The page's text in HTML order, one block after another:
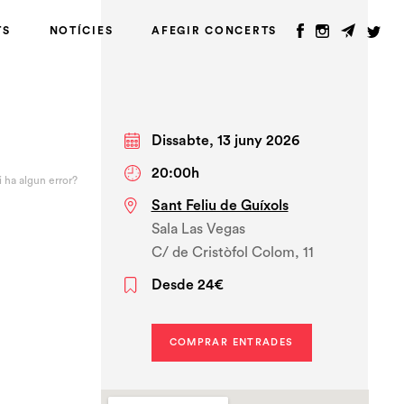
NOTÍCIES AFEGIR CONCERTS
ha algun error?
Dissabte, 13 juny 2026
20:00h
Sant Feliu de Guíxols
Sala Las Vegas
C/ de Cristòfol Colom, 11
Desde 24€
COMPRAR ENTRADES